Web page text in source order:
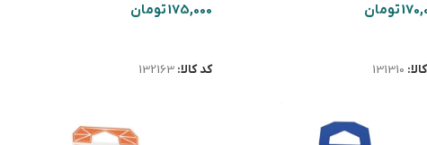
تومان
131310
175,000تومان
کد کالا:132163